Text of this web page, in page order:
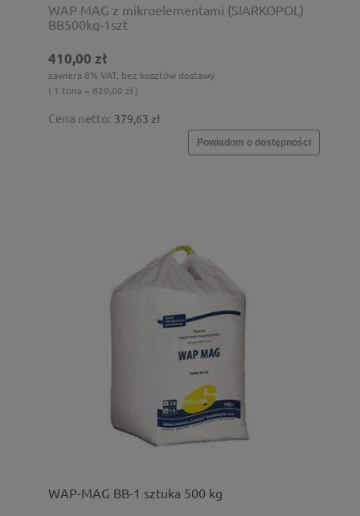
WAP MAG z mikroelementami (SIARKOPOL)
BB500kg-1szt
410,00 zł
zawiera 8% VAT, bez kosztów dostawy
( 1 tona = 820,00 zł )
Cena netto: 379,63 zł
Powiadom o dostępności
WAP-MAG BB-1 sztuka 500 kg